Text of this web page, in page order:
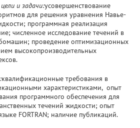
и задачи:усовершенствование
для решения уравнения Навье-
программная реализация
численное исследование течений в
проведение оптимизационных
высокопроизводительных
квалификационные требования в
характеристиками, опыт
программного обеспечения для
течений жидкости; опыт
FORTRAN; наличие публикаций.